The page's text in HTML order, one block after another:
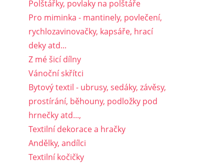
Polštářky, povlaky na polštáře
Pro miminka - mantinely, povlečení,
rychlozavinovačky, kapsáře, hrací
deky atd...
Z mé šicí dílny
Vánoční skřítci
Bytový textil - ubrusy, sedáky, závěsy,
prostírání, běhouny, podložky pod
hrnečky atd...,
Textilní dekorace a hračky
Andělky, andílci
Textilní kočičky